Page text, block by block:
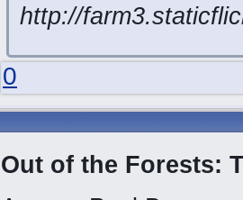
0
Out of the Forests: